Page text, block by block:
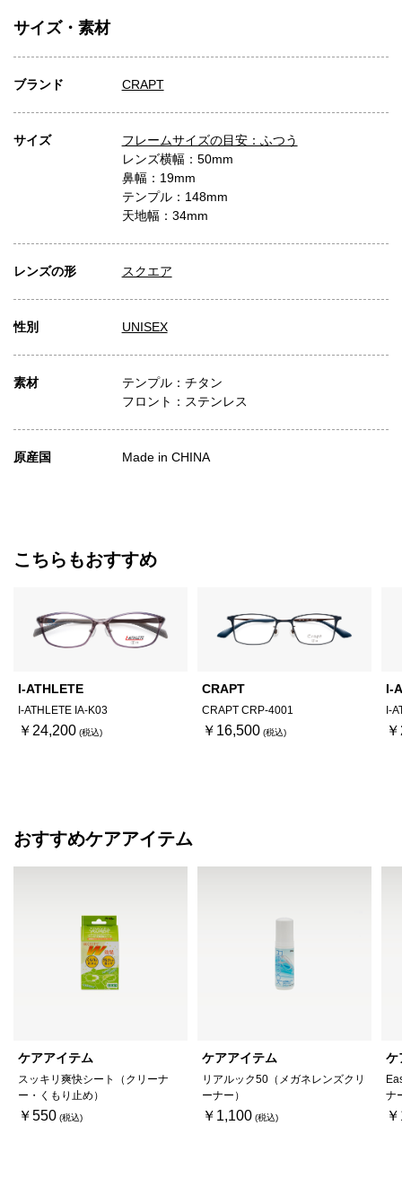
サイズ・素材
ブランド CRAPT
サイズ
フレームサイズの目安：ふつう
レンズ横幅：50mm
鼻幅：19mm
テンプル：148mm
天地幅：34mm
レンズの形 スクエア
性別 UNISEX
素材
テンプル：チタン
フロント：ステンレス
原産国 Made in CHINA
こちらもおすすめ
I-ATHLETE
I-ATHLETE IA-K03
￥24,200
CRAPT
CRAPT CRP-4001
￥16,500
I-
I-
おすすめケアアイテム
ケアアイテム
スッキリ爽快シート（クリーナ
ー・くもり止め）
￥550
ケアアイテム
リアルック50（メガネレンズクリ
ーナー）
￥1,100
ケ
ナ